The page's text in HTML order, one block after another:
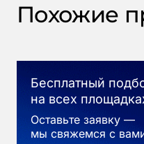
Похожие
Бесплатный
на всех
Оставьте заявку —
мы свяжемся с